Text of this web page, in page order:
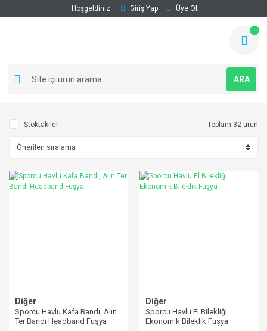
Hoşgeldiniz Giriş Yap Üye Ol
ARA
Stoktakiler Toplam 32 ürün
Diğer
Sporcu Havlu Kafa Bandı, Alın
Ter Bandı Headband Fuşya
Diğer
Sporcu Havlu El Bilekliği
Ekonomik Bileklik Fuşya